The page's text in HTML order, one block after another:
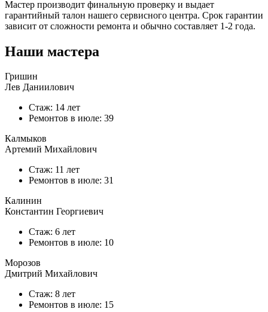
Мастер производит финальную проверку и выдает
гарантийный талон нашего сервисного центра. Срок гарантии
зависит от сложности ремонта и обычно составляет 1-2 года.
Наши мастера
Гришин
Лев Даниилович
Стаж: 14 лет
Ремонтов в июле: 39
Калмыков
Артемий Михайлович
Стаж: 11 лет
Ремонтов в июле: 31
Калинин
Константин Георгиевич
Стаж: 6 лет
Ремонтов в июле: 10
Морозов
Дмитрий Михайлович
Стаж: 8 лет
Ремонтов в июле: 15